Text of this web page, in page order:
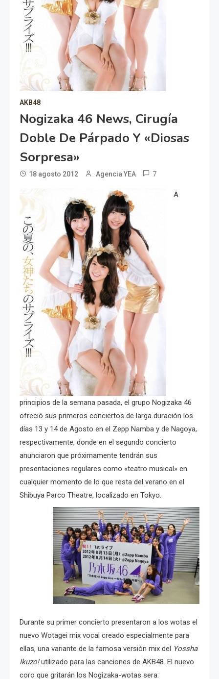
AKB48
Nogizaka 46 News, Cirugía
Doble De Párpado Y «Diosas
Sorpresa»
18 agosto 2012 Agencia YEA 7
A
principios de la semana pasada, el grupo Nogizaka 46
ofreció sus primeros conciertos de larga duración los
días 13 y 14 de Agosto en el Zepp Namba y de Nagoya,
respectivamente, donde en el segundo concierto
anunciaron que próximamente tendrán sus
presentaciones regulares como «teatro musical» en
cualquier momento de lo que resta del verano en el
Shibuya Parco Theatre, localizado en Tokyo.
Durante su primer concierto presentaron a los wotas el
nuevo Wotagei mix vocal creado especialmente para
ellas, una variante de la famosa versión mix del Yossha
Ikuzo!utilizado para las canciones de AKB48. El nuevo
coro que gritarán los Nogizaka-wotas sera: